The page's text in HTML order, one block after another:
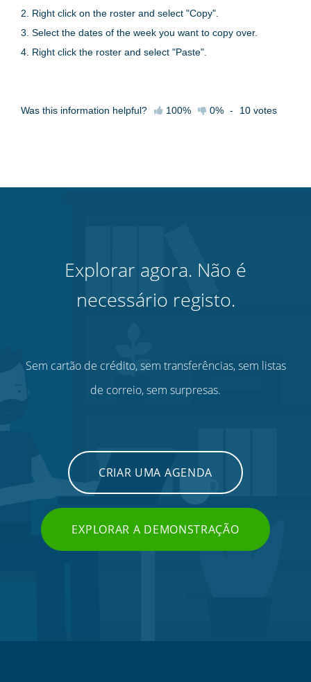
2. Right click on the roster and select "Copy".
3. Select the dates of the week you want to copy over.
4. Right click the roster and select "Paste".
Was this information helpful? 100% 0% - 10 votes
Explorar agora. Não é
necessário registo.
Sem cartão de crédito, sem transferências, sem listas
de correio, sem surpresas.
CRIAR UMA AGENDA
EXPLORAR A DEMONSTRAÇÃO